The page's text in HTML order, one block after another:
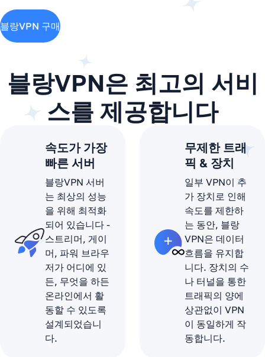
블랑VPN 구매
블랑VPN은 최고의 서비
스를 제공합니다
속도가 가장
빠른 서버
블랑VPN 서버
는 최상의 성능
을 위해 최적화
되어 있습니다 -
스트리머, 게이
머, 파워 브라우
저가 어디에 있
든, 무엇을 하든
온라인에서 활
동할 수 있도록
설계되었습니
다.
무제한 트래
픽 & 장치
일부 VPN이 추
가 장치로 인해
속도를 제한하
는 동안, 블랑
VPN은 데이터
흐름을 유지합
니다. 장치의 수
나 터널을 통한
트래픽의 양에
상관없이 VPN
이 동일하게 작
동합니다.